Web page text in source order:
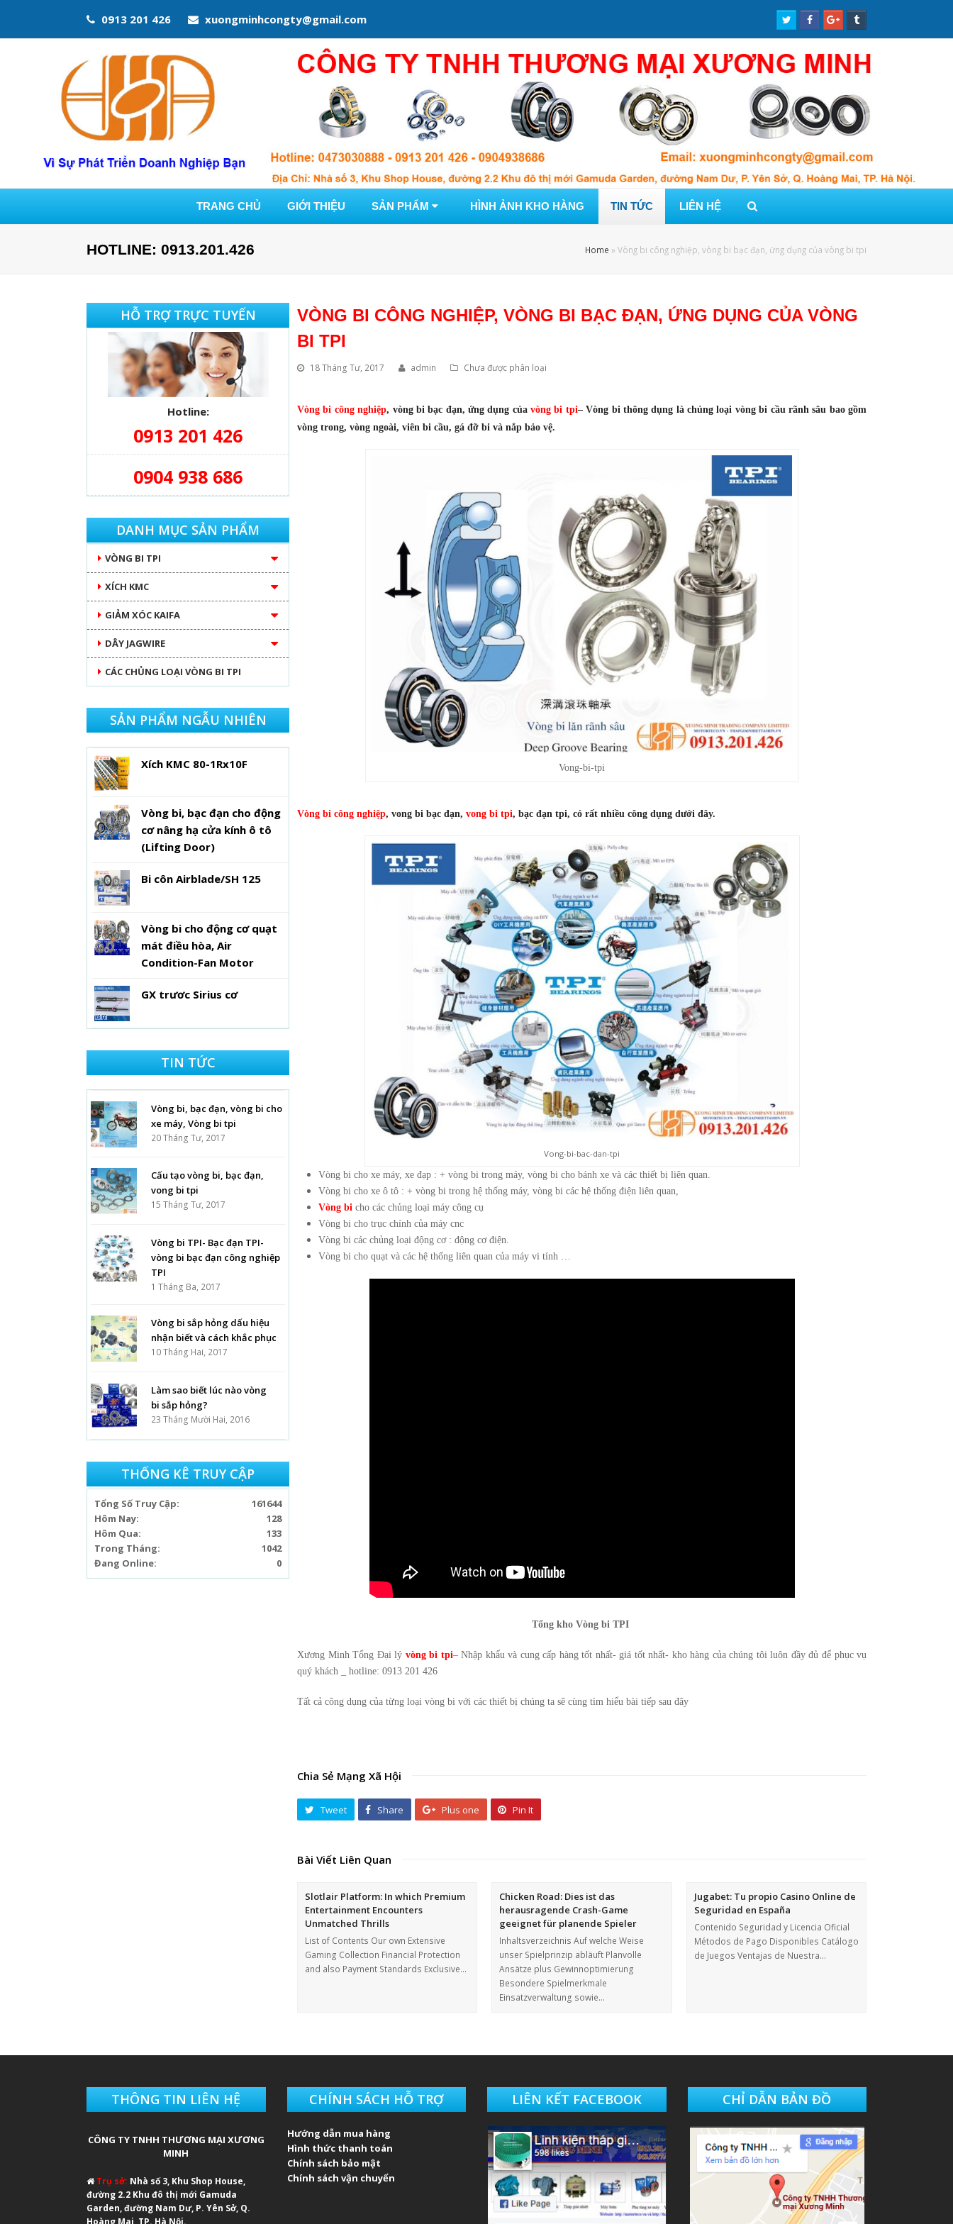
0913 201 426 xuongminhcongty@gmail.com
Twitter
Profile
Facebook
Profile
Google
Plus
Profile
Profile
TRANG CHỦ GIỚI THIỆU SẢN PHẨM HÌNH ẢNH KHO HÀNG TIN TỨC LIÊN HỆ
HOTLINE: 0913.201.426 Home » Vòng bi công nghiệp, vòng bi bạc đạn, ứng dụng của vòng bi tpi
VÒNG BI CÔNG NGHIỆP, VÒNG BI BẠC ĐẠN, ỨNG DỤNG CỦA VÒNG
BI TPI
18 Tháng Tư, 2017 admin Chưa được phân loại
Vòng bi công nghiệp, vòng bi bạc đạn, ứng dụng củavòng bi tpi– Vòng bi thông dụng là chủng loại vòng bi cầu rãnh sâu bao gồm
vòng trong, vòng ngoài, viên bi cầu, gá đỡ bi và nắp bảo vệ.
Vong-bi-tpi
Vòng bi công nghiệp, vong bi bạc đạn, vong bi tpi, bạc đạn tpi, có rất nhiều công dụng dưới đây.
Vong-bi-bac-dan-tpi
Vòng bi cho xe máy, xe đạp : + vòng bi trong máy, vòng bi cho bánh xe và các thiết bị liên quan.
Vòng bi cho xe ô tô : + vòng bi trong hệ thống máy, vòng bi các hệ thống điện liên quan,
Vòng bi cho các chủng loại máy công cụ
Vòng bi cho trục chính của máy cnc
Vòng bi các chủng loại động cơ : động cơ điện.
Vòng bi cho quạt và các hệ thống liên quan của máy vi tính …
Tổng kho Vòng bi TPI
Xương Minh Tổng Đại lý vòng bi tpi– Nhập khẩu và cung cấp hàng tốt nhất- giá tốt nhất- kho hàng của chúng tôi luôn đầy đủ để phục vụ
quý khách _ hotline: 0913 201 426
Tất cả công dụng của từng loại vòng bi với các thiết bị chúng ta sẽ cùng tìm hiểu bài tiếp sau đây
Chia Sẻ Mạng Xã Hội
Tweet Share Plus one Pin It
Bài Viết Liên Quan
Slotlair Platform: In which Premium
Entertainment Encounters
Unmatched Thrills
List of Contents Our own Extensive
Gaming Collection Financial Protection
and also Payment Standards Exclusive…
Chicken Road: Dies ist das
herausragende Crash-Game
geeignet für planende Spieler
Inhaltsverzeichnis Auf welche Weise
unser Spielprinzip abläuft Planvolle
Ansätze plus Gewinnoptimierung
Besondere Spielmerkmale
Einsatzverwaltung sowie…
Jugabet: Tu propio Casino Online de
Seguridad en España
Contenido Seguridad y Licencia Oficial
Métodos de Pago Disponibles Catálogo
de Juegos Ventajas de Nuestra…
HỖ TRỢ TRỰC TUYẾN
Hotline:
0913 201 426
0904 938 686
DANH MỤC SẢN PHẨM
VÒNG BI TPI
XÍCH KMC
GIẢM XÓC KAIFA
DÂY JAGWIRE
CÁC CHỦNG LOẠI VÒNG BI TPI
SẢN PHẨM NGẪU NHIÊN
Xích KMC 80-1Rx10F
Vòng bi, bạc đạn cho động
cơ nâng hạ cửa kính ô tô
(Lifting Door)
Bi côn Airblade/SH 125
Vòng bi cho động cơ quạt
mát điều hòa, Air
Condition-Fan Motor
GX trươc Sirius cơ
TIN TỨC
Vòng bi, bạc đạn, vòng bi cho
xe máy, Vòng bi tpi
20 Tháng Tư, 2017
Cấu tạo vòng bi, bạc đạn,
vong bi tpi
15 Tháng Tư, 2017
Vòng bi TPI- Bạc đạn TPI-
vòng bi bạc đạn công nghiệp
TPI
1 Tháng Ba, 2017
Vòng bi sắp hỏng dấu hiệu
nhận biết và cách khắc phục
10 Tháng Hai, 2017
Làm sao biết lúc nào vòng
bi sắp hỏng?
23 Tháng Mười Hai, 2016
THỐNG KÊ TRUY CẬP
161644
Tổng Số Truy Cập:
128
Hôm Nay:
133
Hôm Qua:
1042
Trong Tháng:
0
Đang Online:
THÔNG TIN LIÊN HỆ
CÔNG TY TNHH THƯƠNG MẠI XƯƠNG
MINH
Trụ sở: Nhà số 3, Khu Shop House,
đường 2.2 Khu đô thị mới Gamuda
Garden, đường Nam Dư, P. Yên Sở, Q.
CHÍNH SÁCH HỖ TRỢ
Hướng dẫn mua hàng
Hình thức thanh toán
Chính sách bảo mật
Chính sách vận chuyển
LIÊN KẾT FACEBOOK CHỈ DẪN BẢN ĐỒ